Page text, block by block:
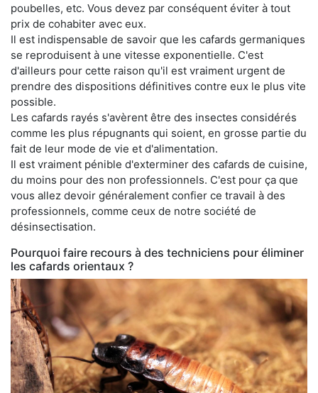
poubelles, etc. Vous devez par conséquent éviter à tout
prix de cohabiter avec eux.
Il est indispensable de savoir que les cafards germaniques
se reproduisent à une vitesse exponentielle. C'est
d'ailleurs pour cette raison qu'il est vraiment urgent de
prendre des dispositions définitives contre eux le plus vite
possible.
Les cafards rayés s'avèrent être des insectes considérés
comme les plus répugnants qui soient, en grosse partie du
fait de leur mode de vie et d'alimentation.
Il est vraiment pénible d'exterminer des cafards de cuisine,
du moins pour des non professionnels. C'est pour ça que
vous allez devoir généralement confier ce travail à des
professionnels, comme ceux de notre société de
désinsectisation.
Pourquoi faire recours à des techniciens pour éliminer
les cafards orientaux ?